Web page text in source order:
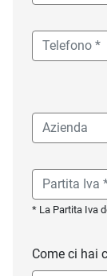
* La Partita Iva
Come ci hai